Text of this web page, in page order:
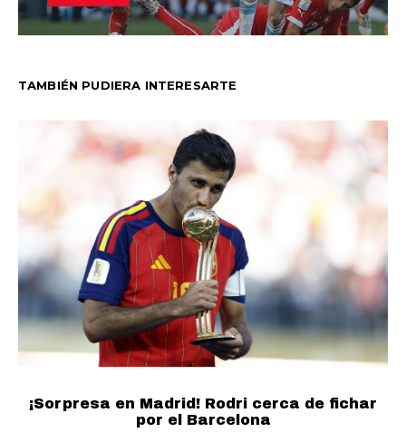
TAMBIÉN PUDIERA INTERESARTE
¡Sorpresa en Madrid! Rodri cerca de fichar
por el Barcelona